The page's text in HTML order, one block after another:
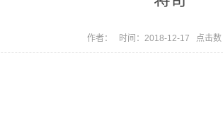
作者： 时间：2018-12-17 点击数